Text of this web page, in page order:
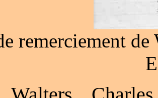
remerciement de